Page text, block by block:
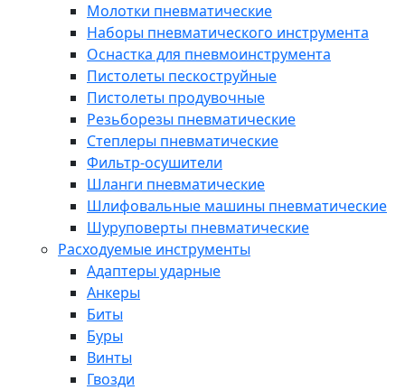
Молотки пневматические
Наборы пневматического инструмента
Оснастка для пневмоинструмента
Пистолеты пескоструйные
Пистолеты продувочные
Резьборезы пневматические
Степлеры пневматические
Фильтр-осушители
Шланги пневматические
Шлифовальные машины пневматические
Шуруповерты пневматические
Расходуемые инструменты
Адаптеры ударные
Анкеры
Биты
Буры
Винты
Гвозди